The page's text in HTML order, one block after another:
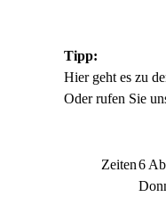
Tipp:
Hier geht es zu
Oder rufen Sie
Zeiten6